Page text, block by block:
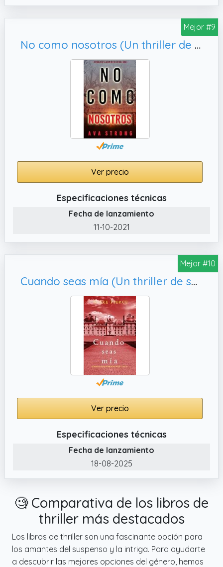
Mejor #9
No como nosotros (Un thriller de la agente del FBI Ilse Beck—Libro 1)
Ver precio
Especificaciones técnicas
Fecha de lanzamiento
11-10-2021
Mejor #10
Cuando seas mía (Un thriller de suspense del FBI de Finn Wright - Libro uno)
Ver precio
Especificaciones técnicas
Fecha de lanzamiento
18-08-2025
🧐 Comparativa de los libros de
thriller más destacados
Los libros de thriller son una fascinante opción para
los amantes del suspenso y la intriga. Para ayudarte
a descubrir las mejores opciones del género, hemos